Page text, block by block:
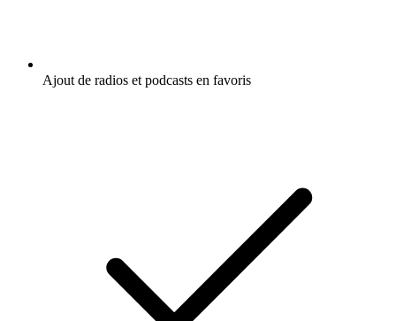
Ajout de radios et podcasts en favoris